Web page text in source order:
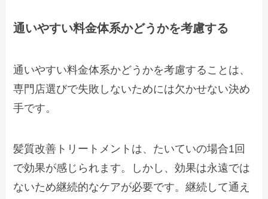
通いやすい料金体系かどうかを考慮する
通いやすい料金体系かどうかを考慮することは、
専門店選びで失敗しないためには欠かせない決め
手です。
髪質改善トリートメントは、たいていの場合1回
で効果が感じられます。しかし、効果は永遠では
ないため継続的なケアが必要です。継続して通え